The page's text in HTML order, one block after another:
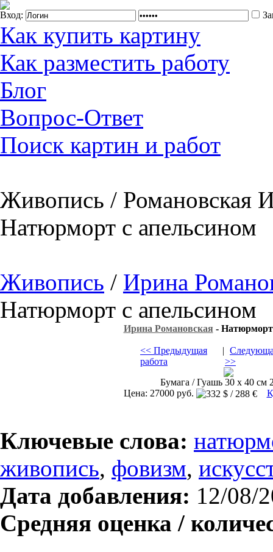
Вход:
Как купить картину
Как разместить работу
Блог
Вопрос-Ответ
Поиск картин и работ
Живопись / Романовская
Натюрморт с апельсином
Живопись / Ирина
Натюрморт с апельсином
Ирина Романовская - Натюрморт
<< Предыдущая
работа
|
>>
Бумага / Гуашь 30 х 40 см
Цена: 27000 руб.
Ключевые слова:
живопись, фовизм,
Дата добавления: 12/08/
Средняя оценка /